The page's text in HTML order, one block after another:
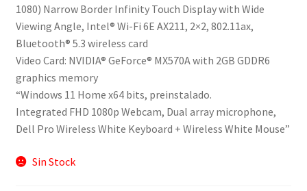
1080) Narrow Border Infinity Touch Display with Wide
Viewing Angle, Intel® Wi-Fi 6E AX211, 2×2, 802.11ax,
Bluetooth® 5.3 wireless card
Video Card: NVIDIA® GeForce® MX570A with 2GB GDDR6
graphics memory
“Windows 11 Home x64 bits, preinstalado.
Integrated FHD 1080p Webcam, Dual array microphone,
Dell Pro Wireless White Keyboard + Wireless White Mouse”
Sin Stock